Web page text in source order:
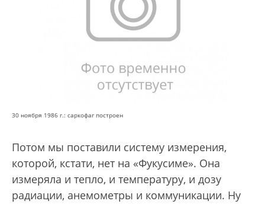
30 ноября 1986 г.: саркофаг построен
Потом мы поставили систему измерения,
которой, кстати, нет на «Фукусиме». Она
измеряла и тепло, и температуру, и дозу
радиации, анемометры и коммуникации. Ну